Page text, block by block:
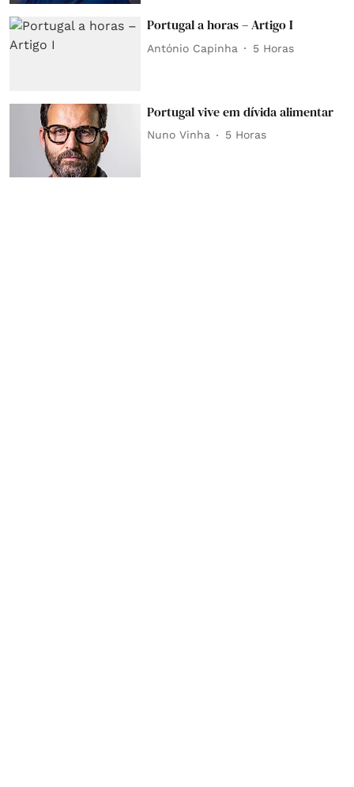
Portugal a horas – Artigo I
António Capinha 5 Horas
Portugal vive em dívida alimentar
Nuno Vinha 5 Horas